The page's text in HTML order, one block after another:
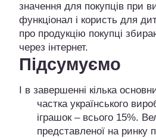
значення для покупців при
функціонал і користь для
про продукцію покупці
через інтернет.
Підсумуємо
І в завершенні кілька
частка українського
іграшок – всього 15%.
представленої на ринку